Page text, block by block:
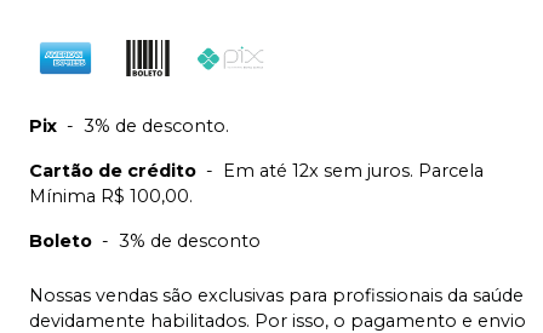
Pix - 3% de desconto.
Cartão de crédito - Em até 12x sem juros. Parcela
Mínima R$ 100,00.
Boleto - 3% de desconto
Nossas vendas são exclusivas para profissionais da saúde
devidamente habilitados. Por isso, o pagamento e envio